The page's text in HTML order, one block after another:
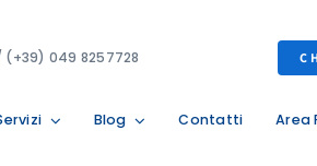
049 8257728
Blog Contatti Area